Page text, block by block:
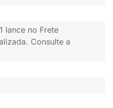
lance no Frete
Consulte a